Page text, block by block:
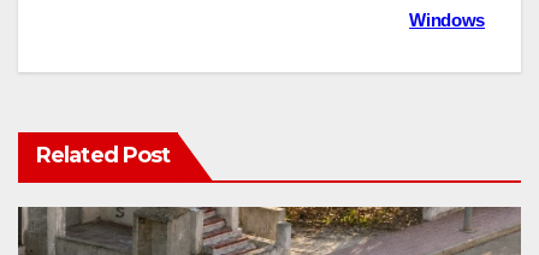
Windows
Related Post